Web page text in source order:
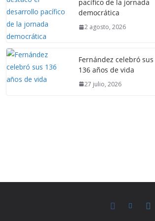
pacífico de la jornada
democrática
2 agosto, 2026
Fernández celebró sus
136 años de vida
27 julio, 2026